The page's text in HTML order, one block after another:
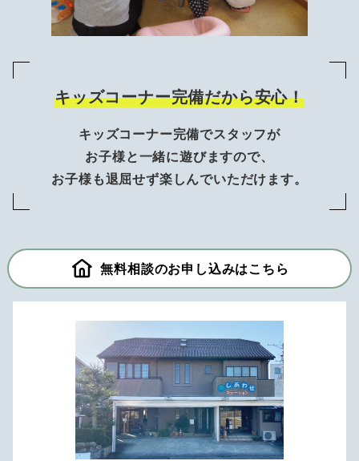
キッズコーナー完備だから安心！
キッズコーナー完備でスタッフが
お子様と一緒に遊びますので、
お子様も退屈せず楽しんでいただけます。
無料相談のお申し込みはこちら